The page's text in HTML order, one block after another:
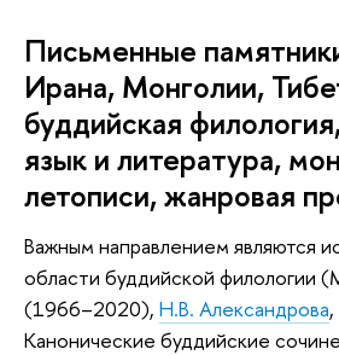
Письменные
Ирана, Монголии,
буддийская
язык и литература,
летописи, жанровая
Важным направлением являются
области буддийской филологии
(1966–2020), Н.В. Александрова,
Канонические буддийские